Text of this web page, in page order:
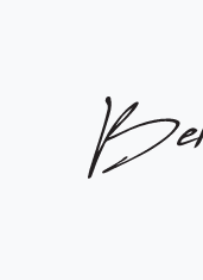
Main